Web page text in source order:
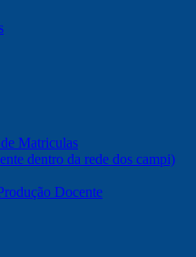
Matriculas
dentro da rede dos campi)
Docente